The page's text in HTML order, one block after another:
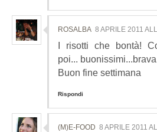
ROSALBA 8 APRILE 2011
I risotti che bontà!
poi...
Buon fine settimana
Rispondi
(M)E-FOOD 8 APRILE 2011